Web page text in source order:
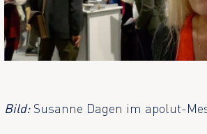
Bild:Susanne Dagen im apolut-